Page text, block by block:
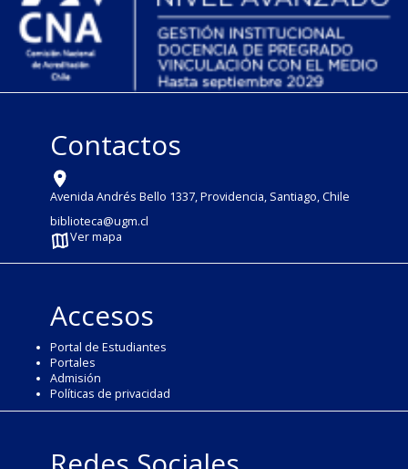
Contactos
Avenida Andrés Bello 1337, Providencia, Santiago, Chile
biblioteca@ugm.cl
Ver mapa
Accesos
Portal de Estudiantes
Portales
Admisión
Políticas de privacidad